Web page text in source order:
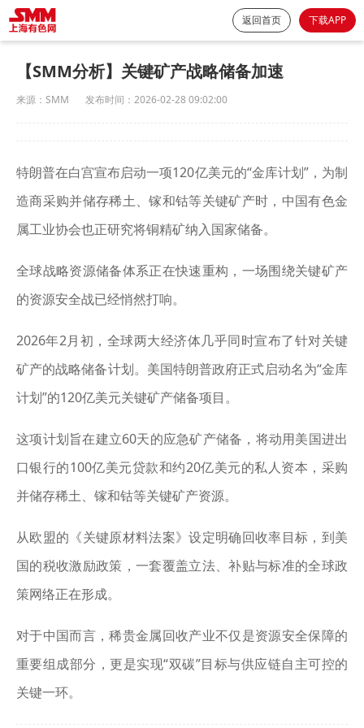
返回首页 下载APP
【SMM分析】关键矿产战略储备加速
来源： SMM 发布时间： 2026-02-28 09:02:00
特朗普在白宫宣布启动一项120亿美元的“金库计划”，为制
造商采购并储存稀土、镓和钴等关键矿产时，中国有色金
属工业协会也正研究将铜精矿纳入国家储备。
全球战略资源储备体系正在快速重构，一场围绕关键矿产
的资源安全战已经悄然打响。
2026年2月初，全球两大经济体几乎同时宣布了针对关键
矿产的战略储备计划。美国特朗普政府正式启动名为“金库
计划”的120亿美元关键矿产储备项目。
这项计划旨在建立60天的应急矿产储备，将动用美国进出
口银行的100亿美元贷款和约20亿美元的私人资本，采购
并储存稀土、镓和钴等关键矿产资源。
从欧盟的《关键原材料法案》设定明确回收率目标，到美
国的税收激励政策，一套覆盖立法、补贴与标准的全球政
策网络正在形成。
对于中国而言，稀贵金属回收产业不仅是资源安全保障的
重要组成部分，更是实现“双碳”目标与供应链自主可控的
关键一环。